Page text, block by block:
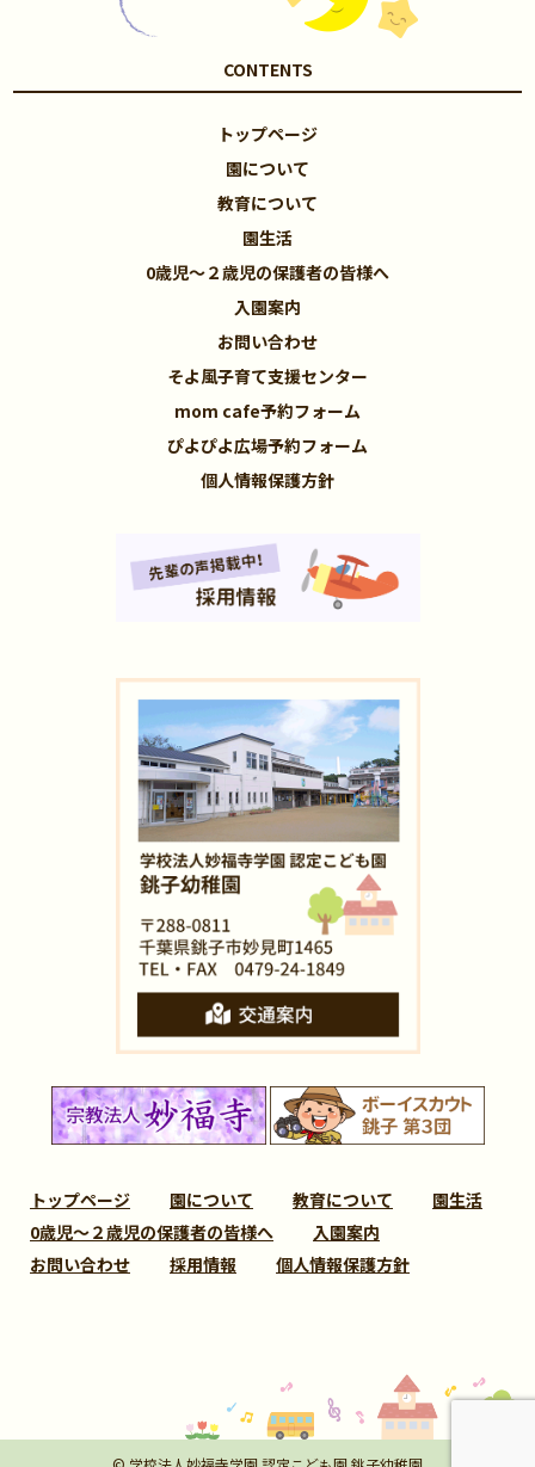
CONTENTS
トップページ
園について
教育について
園生活
0歳児～２歳児の保護者の皆様へ
入園案内
お問い合わせ
そよ風子育て支援センター
mom cafe予約フォーム
ぴよぴよ広場予約フォーム
個人情報保護方針
トップページ 園について 教育について
園生活
0歳児～２歳児の保護者の皆様へ
入園案内
お問い合わせ
採用情報 個人情報保護方針